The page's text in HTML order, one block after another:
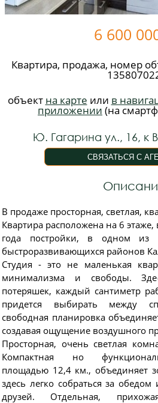
6 600
Квартира, продажа, номер
объект на карте или в
приложении (на
Ю. Гагарина ул., 16, к
В продаже просторная, светлая,
Квартира расположена на 6
года постройки, в одном из
быстроразвивающихся районов
Студия - это не маленькая
минимализма и свободы.
потеряшек, каждый сантиметр
придется выбирать между
свободная планировка
создавая ощущение воздушного
Просторная, очень светлая
Компактная но
площадью 12,4 км., объединяет
здесь легко собраться за
друзей. Отдельная,